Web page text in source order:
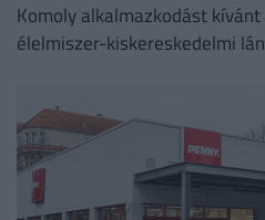
Komoly alkalmazkodást
élelmiszer-kiskereskedelmi